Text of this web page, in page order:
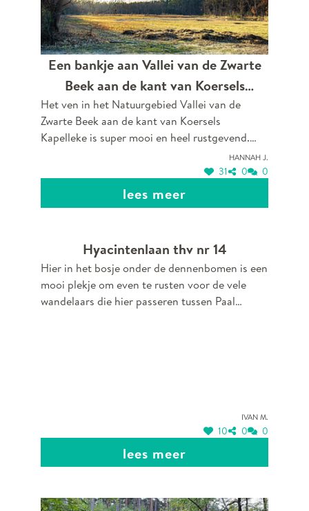
Een bankje aan Vallei van de Zwarte
Beek aan de kant van Koersels
Kapelleke
Het ven in het Natuurgebied Vallei van de
Zwarte Beek aan de kant van Koersels
Kapelleke is super mooi en heel rustgevend.
Mijn man heeft me daar ook ten huwelijk
gevraagd omdat het bos voor ons zo belangrijk
is. Het is een prachtig stuk natuur van Beringen
en we wandelen er elke dag met heel veel
Hannah J.
31 0 0
lees meer
Hyacintenlaan thv nr 14
Hier in het bosje onder de dennenbomen is een
mooi plekje om even te rusten voor de vele
wandelaars die hier passeren tussen Paal
Ivan M.
10 0 0
lees meer